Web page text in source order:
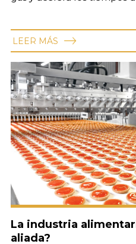
LEER MÁS
La industria
aliada?